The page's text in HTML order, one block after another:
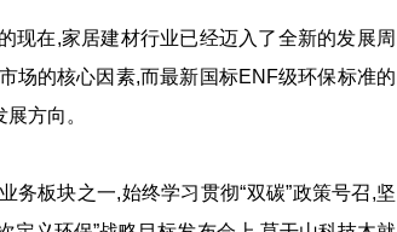
在,家居建材行业已经迈入了全新的发展周
场的核心因素,而最新国标ENF级环保标准的
方向。
板块之一,始终学习贯彻“双碳”政策号召,坚